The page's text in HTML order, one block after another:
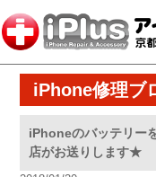
iPhone修理ブ
iPhoneのバッテリー
店がお送りします★